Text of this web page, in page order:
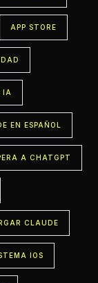
APP STORE
IA
EN ESPAÑOL
A CHATGPT
CLAUDE
IOS